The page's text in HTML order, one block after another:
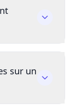
sur un